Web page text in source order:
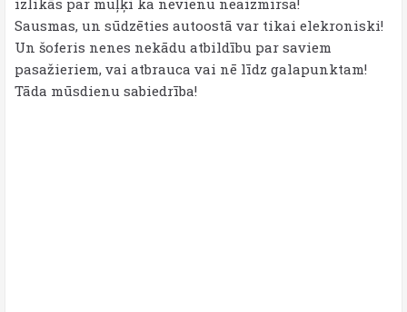
izlikās par muļķi ka nevienu neaizmirsa!
Sausmas, un sūdzēties autoostā var tikai elekroniski!
Un šoferis nenes nekādu atbildību par saviem
pasažieriem, vai atbrauca vai nē līdz galapunktam!
Tāda mūsdienu sabiedrība!